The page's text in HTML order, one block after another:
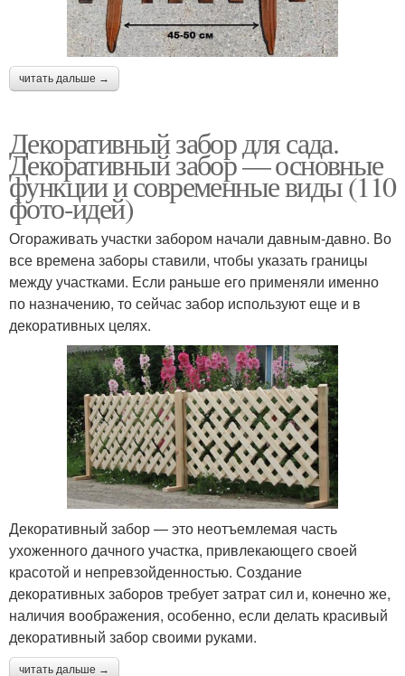
читать дальше →
Декоративный забор для сада.
Декоративный забор — основные
функции и современные виды (110
фото-идей)
Огораживать участки забором начали давным-давно. Во
все времена заборы ставили, чтобы указать границы
между участками. Если раньше его применяли именно
по назначению, то сейчас забор используют еще и в
декоративных целях.
Декоративный забор — это неотъемлемая часть
ухоженного дачного участка, привлекающего своей
красотой и непревзойденностью. Создание
декоративных заборов требует затрат сил и, конечно же,
наличия воображения, особенно, если делать красивый
декоративный забор своими руками.
читать дальше →